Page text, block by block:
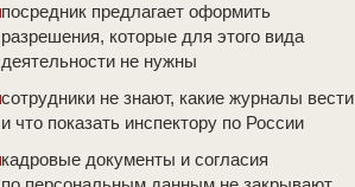
посредник предлагает оформить
разрешения, которые для этого вида
деятельности не нужны
сотрудники не знают, какие журналы вести
и что показать инспектору по России
кадровые документы и согласия